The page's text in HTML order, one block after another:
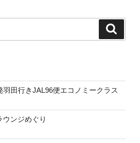
羽田行きJAL96便エコノミークラス
ンジめぐり